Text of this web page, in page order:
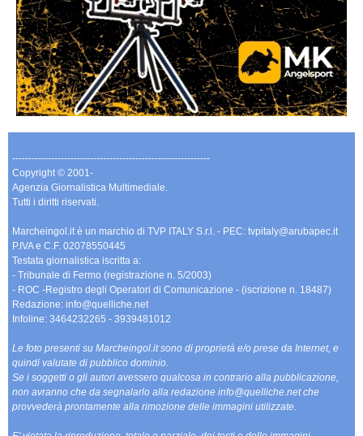
-------------------------------------------------------------
Copyright © 2001-
Agenzia Giornalistica Multimediale.
Tutti i diritti riservati.
Marcheingol.it è un marchio di TVP ITALY S.r.l. - PEC: tvpitaly@arubapec.it
P.IVA e C.F. 02078550445
Testata giornalistica iscritta a:
- Tribunale di Fermo (registrazione n. 5/2003)
- ROC -Registro degli Operatori di Comunicazione - (iscrizione n. 18487)
Redazione: info@quelliche.net
Infoline: 3464232265 - 3939481012
Le foto presenti su Marcheingol.it sono di proprietà e/o prese da Internet, e
quindi valutate di pubblico dominio.
Se i soggetti o gli autori avessero qualcosa in contrario alla pubblicazione,
non avranno che da segnalarlo alla redazione info@quelliche.net che
provvederà prontamente alla rimozione delle immagini utilizzate.